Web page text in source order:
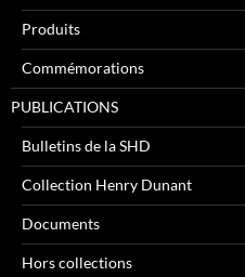
Produits
Commémorations
PUBLICATIONS
Bulletins de la SHD
Collection Henry Dunant
Documents
Hors collections